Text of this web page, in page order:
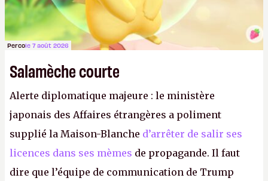
Percole 7 août 2026
Salamèche courte
Alerte diplomatique majeure : le ministère
japonais des Affaires étrangères a poliment
supplié la Maison-Blanche d’arrêter de salir ses
licences dans ses mèmes de propagande. Il faut
dire que l’équipe de communication de Trump